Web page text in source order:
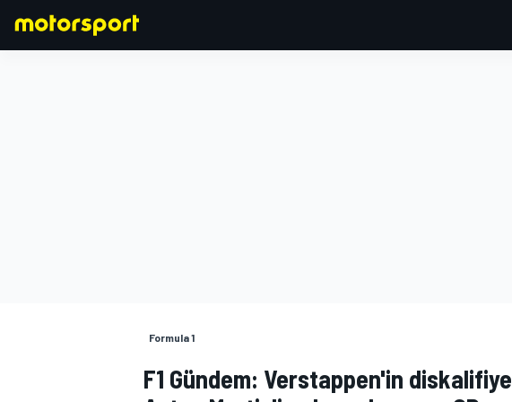
Formula 1
F1 Gündem: Verstappen'in